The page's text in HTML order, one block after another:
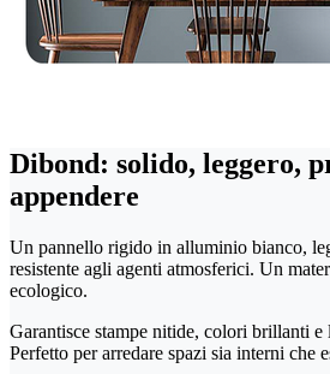
Dibond: solido, leggero,
appendere
Un pannello rigido in alluminio bianco,
resistente agli agenti atmosferici. Un
ecologico.
Garantisce stampe nitide, colori brillanti e
Perfetto per arredare spazi sia interni che